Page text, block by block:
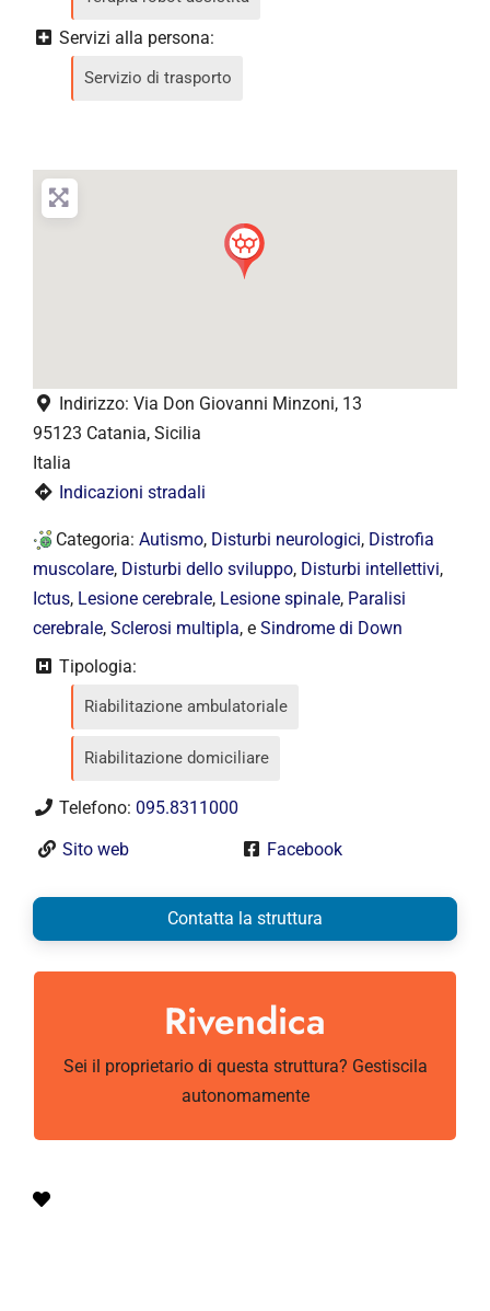
Servizi alla persona:
Servizio di trasporto
Indirizzo: Via Don Giovanni Minzoni, 13
95123 Catania, Sicilia
Italia
Indicazioni stradali
Categoria: Autismo, Disturbi neurologici, Distrofia
muscolare, Disturbi dello sviluppo, Disturbi intellettivi,
Ictus, Lesione cerebrale, Lesione spinale, Paralisi
cerebrale, Sclerosi multipla, e Sindrome di Down
Tipologia:
Riabilitazione ambulatoriale
Riabilitazione domiciliare
Telefono: 095.8311000
Sito web
Facebook
Contatta la struttura
Rivendica
Sei il proprietario di questa struttura? Gestiscila
autonomamente
Questa struttura è già rivendicata.